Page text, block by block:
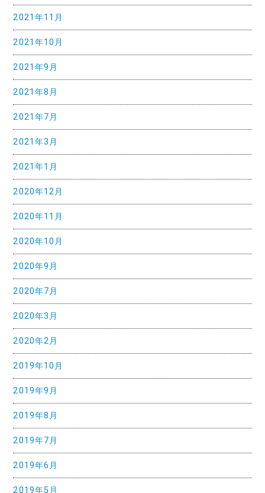
2021年11月
2021年10月
2021年9月
2021年8月
2021年7月
2021年3月
2021年1月
2020年12月
2020年11月
2020年10月
2020年9月
2020年7月
2020年3月
2020年2月
2019年10月
2019年9月
2019年8月
2019年7月
2019年6月
2019年5月